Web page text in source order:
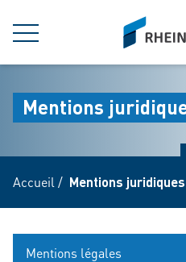
MENU
siteLogo
Mentions
Accueil / Mentions juridiques
Mentions légales